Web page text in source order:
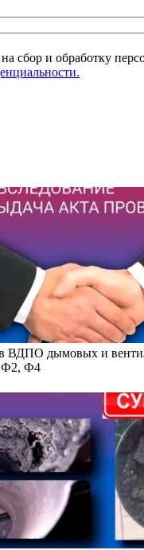
сбор и обработку
ВДПО дымовых и
Ф2, Ф4